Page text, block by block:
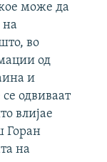
може да
на
во
од
и
одвиваат
влијае
Горан
на